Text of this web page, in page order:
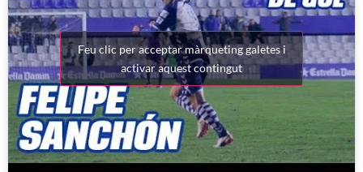
Feu clic per acceptar màrqueting galetes i
activar aquest contingut